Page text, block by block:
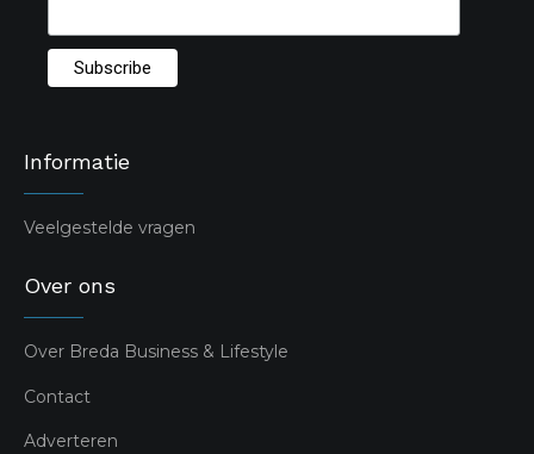
Informatie
Veelgestelde vragen
Over ons
Over Breda Business & Lifestyle
Contact
Adverteren